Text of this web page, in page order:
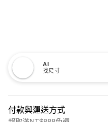
AI
找尺寸
付款與運送方式